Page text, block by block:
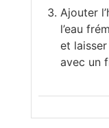
Ajouter
l’eau
et
avec un